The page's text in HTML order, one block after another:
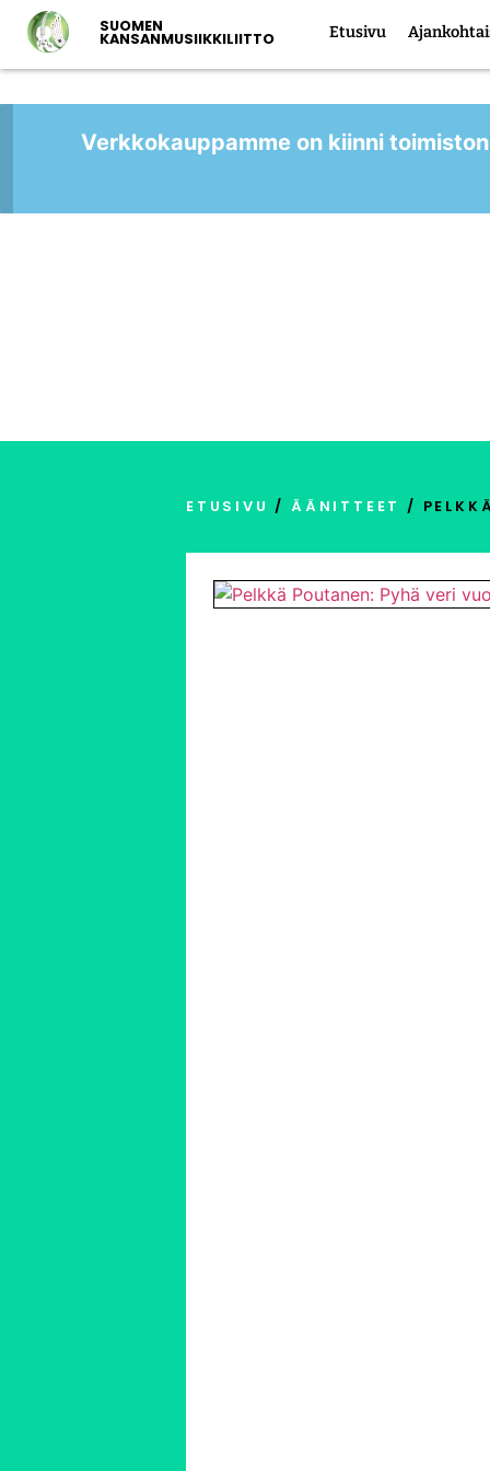
SUOMEN
KANSANMUSIIKKILIITTO Etusivu
Verkkokauppamme on kiinni
ETUSIVU / ÄÄNITTEET /